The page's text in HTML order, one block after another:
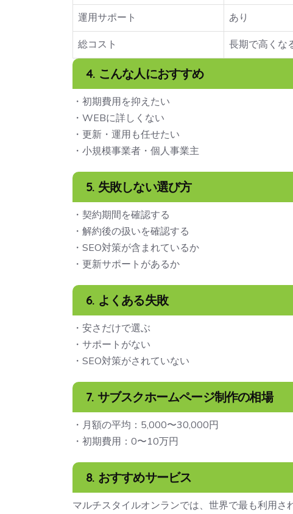
運用サポート
あり
総コスト
長期で高くな
4. こんな人におすすめ
・初期費用を抑えたい
・WEBに詳しくない
・更新・運用も任せたい
・小規模事業者・個人事業主
5. 失敗しない選び方
・契約期間を確認する
・解約後の扱いを確認する
・SEO対策が含まれているか
・更新サポートがあるか
6. よくある失敗
・安さだけで選ぶ
・サポートがない
・SEO対策がされていない
7. サブスクホームページ制作の相場
・月額の平均：5,000〜30,000円
・初期費用：0〜10万円
8. おすすめサービス
マルチスタイルオンランでは、世界で最も利用